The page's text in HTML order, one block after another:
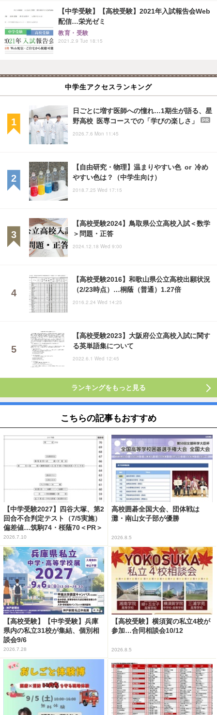
【中学受験】【高校受験】2021年入試報告会Web
配信…栄光ゼミ
教育・受験
2021.2.9 Tue 18:15
中学生アクセスランキング
日ごとに増す医師への憧れ…1期生が語る、星
野高校 医専コースでの「学びの楽しさ」
PR
2026.7.6 Mon 11:45
【自由研究・物理】温まりやすい色 or 冷め
やすい色は？（中学生向け）
2018.7.25 Wed 17:15
【高校受験2024】鳥取県公立高校入試＜数学
＞問題・正答
2024.12.18 Wed 9:00
【高校受験2016】和歌山県公立高校出願状況
（2/23時点）…桐蔭（普通）1.27倍
2016.2.24 Wed 14:25
【高校受験2023】大阪府公立高校入試に関す
る英単語集について
2022.6.1 Wed 12:45
ランキングをもっと見る
こちらの記事もおすすめ
【中学受験2027】四谷大塚、第2
回合不合判定テスト（7/5実施）
偏差値…筑駒74・桜蔭70＜PR＞
2026.7.10
高校囲碁全国大会、団体戦は
灘・南山女子部が優勝
2026.8.5
【高校受験】【中学受験】兵庫
県内の私立31校が集結、個別相
談会9/6
2026.7.28
【高校受験】横須賀の私立4校が
参加…合同相談会10/12
2026.8.5